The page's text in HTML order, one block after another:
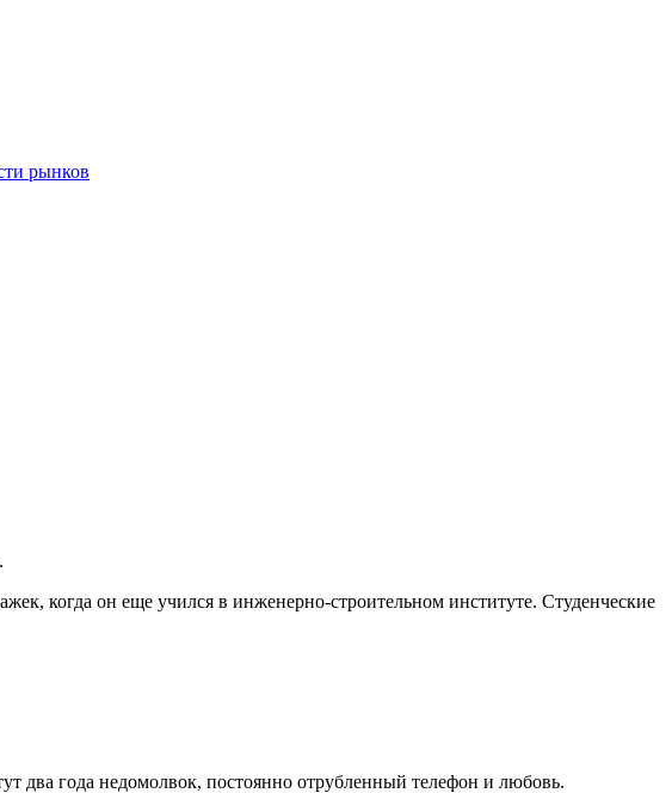
рынков
когда он еще учился в инженерно-строительном институте. Студенческие
два года недомолвок, постоянно отрубленный телефон и любовь.